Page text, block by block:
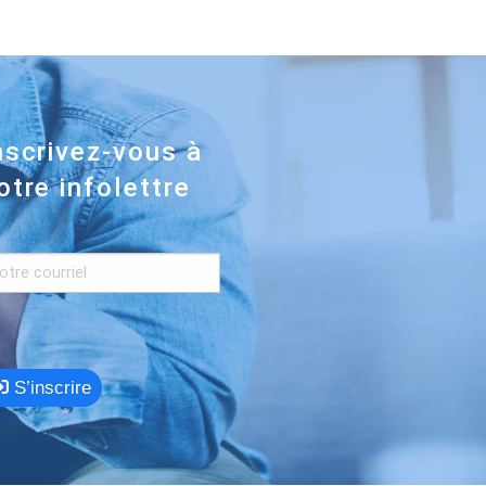
vous à
infolettre
S’inscrire